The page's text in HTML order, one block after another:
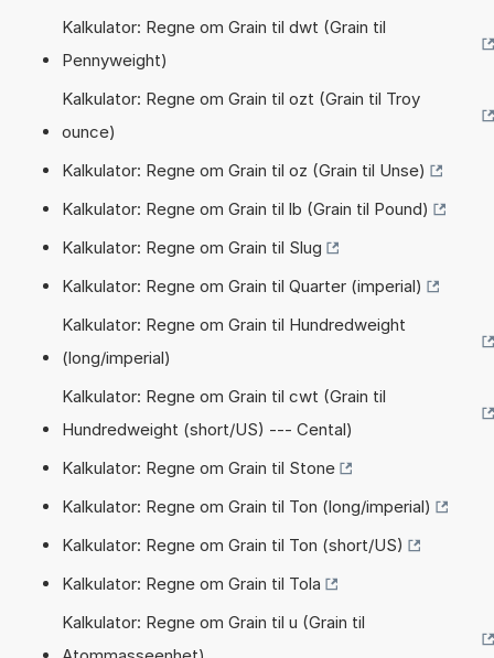
Kalkulator: Regne om Grain til dwt (Grain til
Pennyweight)
Kalkulator: Regne om Grain til ozt (Grain til Troy
ounce)
Kalkulator: Regne om Grain til oz (Grain til Unse)
Kalkulator: Regne om Grain til lb (Grain til Pound)
Kalkulator: Regne om Grain til Slug
Kalkulator: Regne om Grain til Quarter (imperial)
Kalkulator: Regne om Grain til Hundredweight
(long/imperial)
Kalkulator: Regne om Grain til cwt (Grain til
Hundredweight (short/US) --- Cental)
Kalkulator: Regne om Grain til Stone
Kalkulator: Regne om Grain til Ton (long/imperial)
Kalkulator: Regne om Grain til Ton (short/US)
Kalkulator: Regne om Grain til Tola
Kalkulator: Regne om Grain til u (Grain til